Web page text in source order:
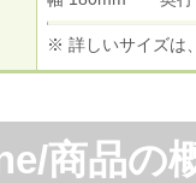
※ 詳しいサイズは、
商品の